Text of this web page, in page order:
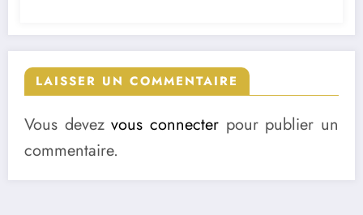
LAISSER UN COMMENTAIRE
Vous devezvous connecter pour publier un
commentaire.